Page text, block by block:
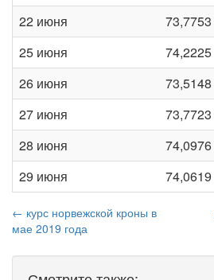
22 июня
73,7753
25 июня
74,2225
26 июня
73,5148
27 июня
73,7723
28 июня
74,0976
29 июня
74,0619
← курс норвежской кроны в
мае 2019 года